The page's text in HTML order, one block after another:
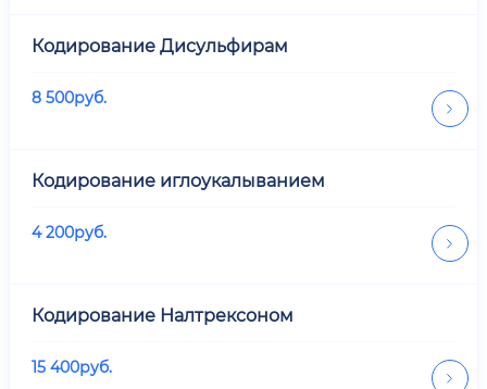
Кодирование Дисульфирам
8 500руб.
Кодирование иглоукалыванием
4 200руб.
Кодирование Налтрексоном
15 400руб.